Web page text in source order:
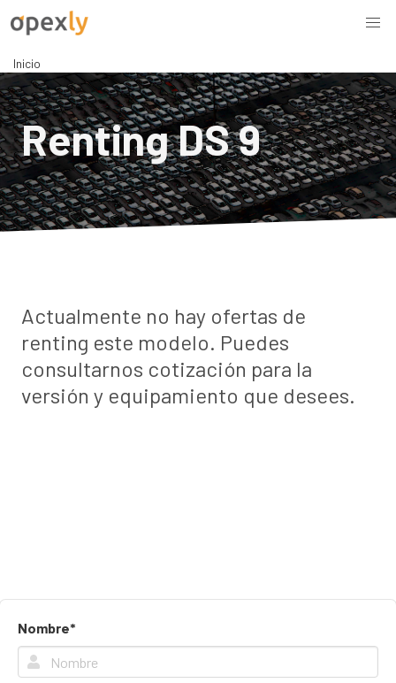
Inicio
Renting DS 9
Actualmente no hay ofertas de
renting este modelo. Puedes
consultarnos cotización para la
versión y equipamiento que desees.
Nombre*